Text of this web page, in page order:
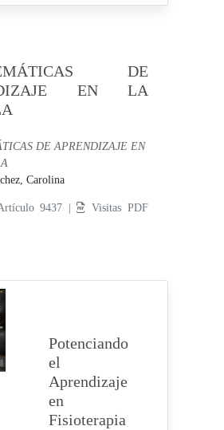
DE
EN LA
DE APRENDIZAJE EN
Carolina
9437 |
Visitas PDF
Potenciando
el
Aprendizaje
en
Fisioterapia